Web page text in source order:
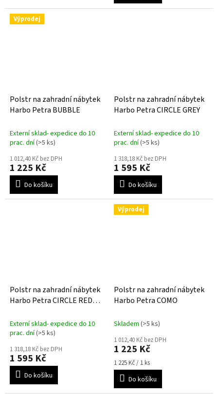
Výprodej
Polstr na zahradní nábytek
Harbo Petra BUBBLE
Externí sklad- expedice do 10
prac. dní(>5 ks)
1 012,40 Kč bez DPH
1 225 Kč
Do košíku
Polstr na zahradní nábytek
Harbo Petra CIRCLE GREY
Externí sklad- expedice do 10
prac. dní(>5 ks)
1 318,18 Kč bez DPH
1 595 Kč
Do košíku
Polstr na zahradní nábytek
Harbo Petra CIRCLE RED
Externí sklad- expedice do 10
prac. dní(>5 ks)
1 318,18 Kč bez DPH
1 595 Kč
Do košíku
Výprodej
Polstr na zahradní nábytek
Harbo Petra COMO
Skladem (>5 ks)
1 012,40 Kč bez DPH
1 225 Kč
Měrná
cena:
1 225 Kč / 1 ks
Do košíku